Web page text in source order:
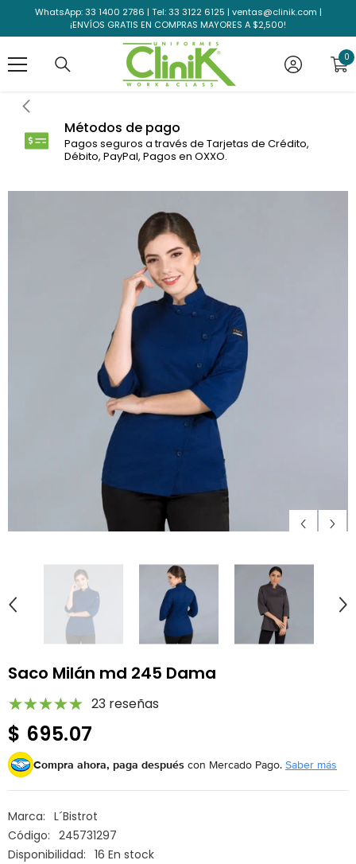
Saltar al contenido
WhatsApp: 33 1400 2786 | Tel: 33 3122 6125 | ventas@clinik.com |
¡ENVÍOS GRATIS EN COMPRAS MAYORES A $2,500!
0
0
Métodos de pago
Pagos seguros a través de Tarjetas de Crédito,
Débito, PayPal, Pagos en OXXO.
Saco Milán md 245 Dama
23 reseñas
$ 695.07
Compra ahora, paga después con Mercado Pago. Saber más
Marca: L´Bistrot
Código: 245731297
Disponibilidad: 16 En stock